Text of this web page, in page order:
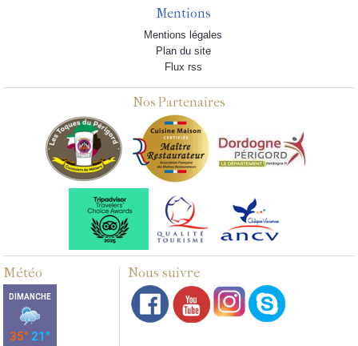
Mentions
Mentions légales
Plan du site
Flux rss
Nos Partenaires
Météo Nous suivre